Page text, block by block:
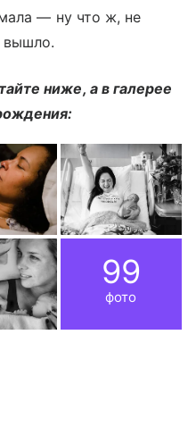
— ну что ж, не
вышло.
ниже, а в галерее
99
фото